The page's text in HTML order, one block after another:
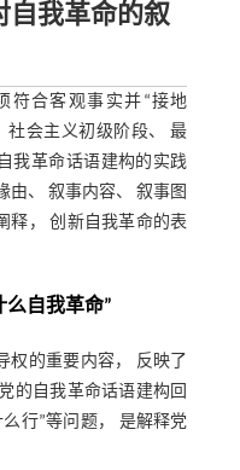
自我革命的叙
符合客观事实并“接地
社会主义初级阶段、 最
我革命话语建构的实践
由、 叙事内容、 叙事图
释， 创新自我革命的表
么自我革命”
权的重要内容， 反映了
的自我革命话语建构回
么行”等问题， 是解释党